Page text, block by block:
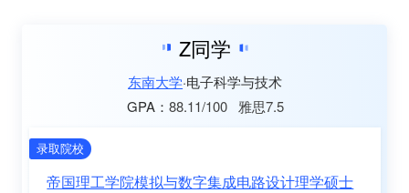
Z同学
东南大学 电子科学与技术
GPA： 88.11/100 雅思7.5
录取院校
帝国理工学院模拟与数字集成电路设计理学硕士